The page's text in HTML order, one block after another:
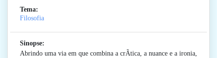
Tema:
Filosofia
Sinopse:
Abrindo uma via em que combina a crÃ­tica, a nuance e a ironia,